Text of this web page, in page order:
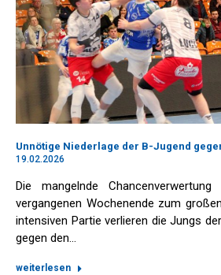
Unnötige Niederlage der B-Jugend
19.02.2026
Die mangelnde
vergangenen Wochenende zum
intensiven Partie verlieren die Jungs
gegen den…
weiterlesen